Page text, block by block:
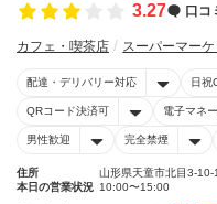
3.27 口コ
カフェ・喫茶店 スーパーマー
配達・デリバリー対応 日祝
QRコード決済可 電子マネ
男性歓迎 完全禁煙
住所
山形県天童市北目3-10-1
本日の営業状況 10:00〜15:00